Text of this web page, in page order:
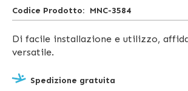
Codice Prodotto MNC-3584
Di facile installazione e utilizzo,
versatile.
Spedizione gratuita